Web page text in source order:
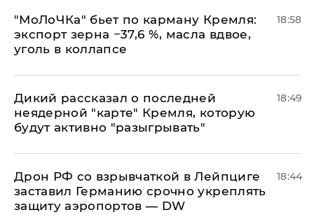
​"МоЛоЧКа" бьет по карману Кремля:
экспорт зерна −37,6 %, масла вдвое,
уголь в коллапсе
18:58
Дикий рассказал о последней
неядерной "карте" Кремля, которую
будут активно "разыгрывать"
18:49
​Дрон РФ со взрывчаткой в Лейпциге
заставил Германию срочно укреплять
защиту аэропортов — DW
18:44